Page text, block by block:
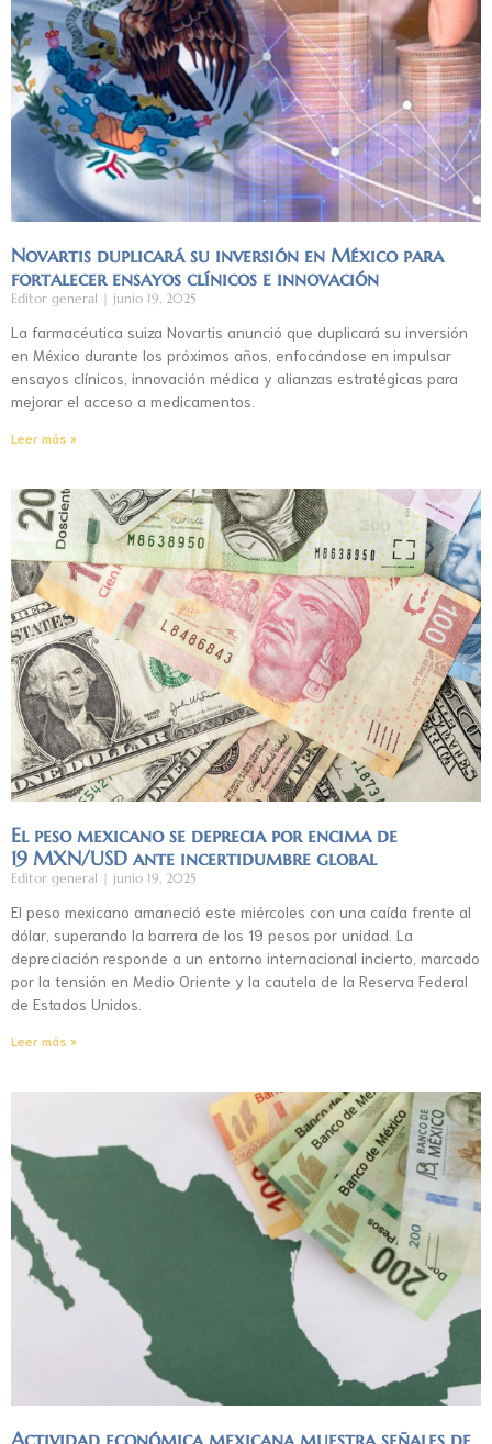
Novartis duplicará su inversión en México para
fortalecer ensayos clínicos e innovación
Editor general junio 19, 2025
La farmacéutica suiza Novartis anunció que duplicará su inversión
en México durante los próximos años, enfocándose en impulsar
ensayos clínicos, innovación médica y alianzas estratégicas para
mejorar el acceso a medicamentos.
Leer más »
El peso mexicano se deprecia por encima de
19 MXN/USD ante incertidumbre global
Editor general junio 19, 2025
El peso mexicano amaneció este miércoles con una caída frente al
dólar, superando la barrera de los 19 pesos por unidad. La
depreciación responde a un entorno internacional incierto, marcado
por la tensión en Medio Oriente y la cautela de la Reserva Federal
de Estados Unidos.
Leer más »
Actividad económica mexicana muestra señales de